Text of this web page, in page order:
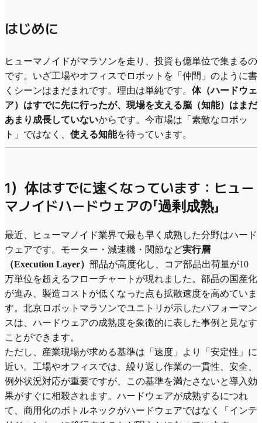
はじめに
ヒューマノイドがマラソンを走り、投資も億単位で集まるの
です。いざ工場やオフィスでロボットを「仲間」のように書
くシーンはまだまれです。理由は単純です。 体（ハードウェ
ア）はすでに先に行ったが、現場を支える脳（知能）はまだ
あまり成長していないからです。今市場は「素敵なロボッ
ト」ではなく、 使える知能を待っています。
1）体はすでに速くなっています：ヒュー
マノイドハードウェアの「過剰成熟」
最近、ヒューマノイド業界で最も早く成熟した分野はハード
ウェアです。モーター・減速機・関節など実行層
（Execution Layer） 部品が高度化し、コア部品出荷量が10
万単位を超えるフローチャートが現れました。部品の国産化
が進み、製造コストが低くなった点も拡散速度を高めていま
す。北京ロボットマラソンでユニトリが示したパフォーマン
スは、ハードウェアの成熟度を象徴的に表した事例と見なす
ことができます。
ただし、産業現場が求める基準は「速度」より「安定性」に
近い。工場やオフィスでは、繰り返し作業の一貫性、安全、
例外状況対応が重要ですが、この基準を満たさないと導入効
果がすぐに相殺されます。ハードウェアが成熟するにつれ
て、商用化のボトルネックがハードウェアではなく「インテ